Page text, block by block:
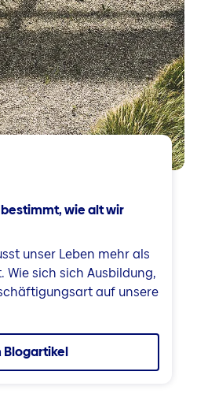
wie alt wir
unser Leben mehr als
Wie sich sich Ausbildung,
auf unsere
Blogartikel